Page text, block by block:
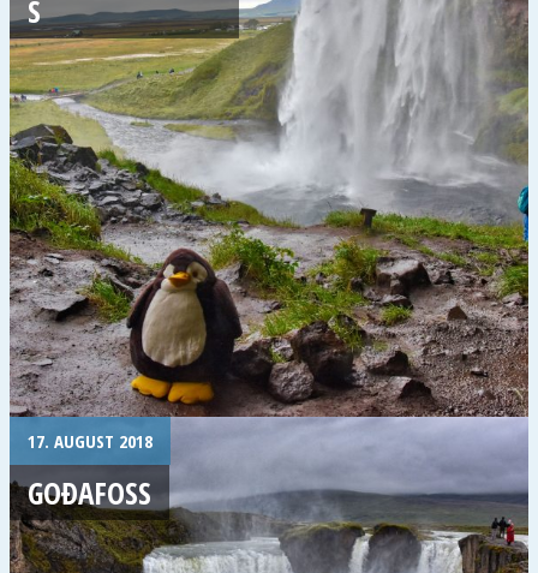
S
17. AUGUST 2018
GOÐAFOSS